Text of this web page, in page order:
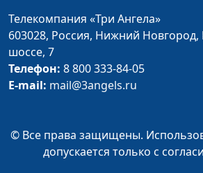
Обличительное
исцеление
Евгений
Покаяние,
страдания
богословия
Телекомпания «Три Ангела»
603028, Россия, Нижний Новгород,
шоссе, 7
Телефон: 8 800 333-84-05
E-mail: mail@3angels.ru
© Все права защищены.
допускается только с